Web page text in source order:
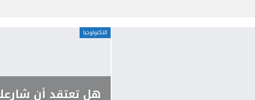
التكنولوجيا
هل تعتقد أن